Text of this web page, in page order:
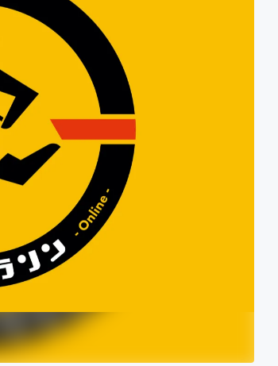
ゲーム・サービス開発
書籍・雑誌出版
チャレンジ ビュー
CAMPFIRE for Social Good
CAMPFIREふるさと納税